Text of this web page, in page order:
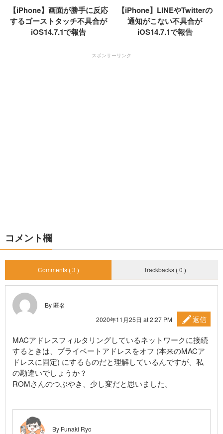
【iPhone】画面が勝手に反応
するゴーストタッチ不具合が
iOS14.7.1で報告
【iPhone】LINEやTwitterの
通知がこない不具合が
iOS14.7.1で報告
スポンサーリンク
コメント欄
Comments ( 3 ) Trackbacks ( 0 )
By 匿名
2020年11月25日 at 2:27 PM
返信
MACアドレスフィルタリングしているネットワークに接続
するときは、プライベートアドレスをオフ (本来のMACア
ドレスに固定) にするものだと理解しているんですが、私
の勘違いでしょうか？
ROMさんのつぶやき、少し変だと思いました。
By Funaki Ryo